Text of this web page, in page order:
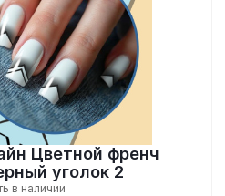
Цветной френч
уголок 2
в наличии